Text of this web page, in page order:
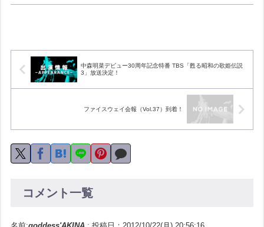
中森明菜デビュー30周年記念特番 TBS「甦る昭和の歌姫伝説
3」放送決定！
ファイスウェイ会報（Vol.37）到着！
コメント一覧